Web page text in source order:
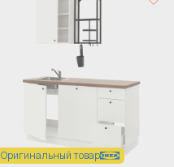
Оригинальный товар